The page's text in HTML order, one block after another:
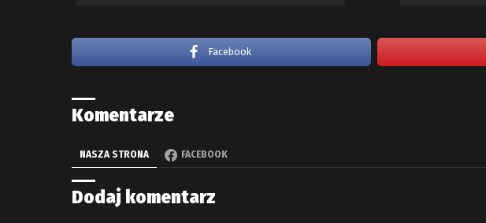
Facebook
Komentarze
NASZA STRONA FACEBOOK
Dodaj komentarz